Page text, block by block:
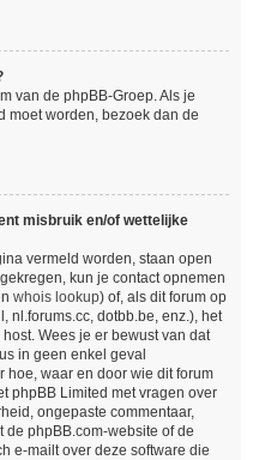
van de phpBB-Groep. Als je
moet worden, bezoek dan de
misbruik en/of wettelijke
vermeld worden, staan open
kun je contact opnemen
whois lookup) of, als dit forum op
nl.forums.cc, dotbb.be, enz.), het
Wees je er bewust van dat
in geen enkel geval
waar en door wie dit forum
phpBB Limited met vragen over
ongepaste commentaar,
de phpBB.com-website of de
e-mailt over deze software die